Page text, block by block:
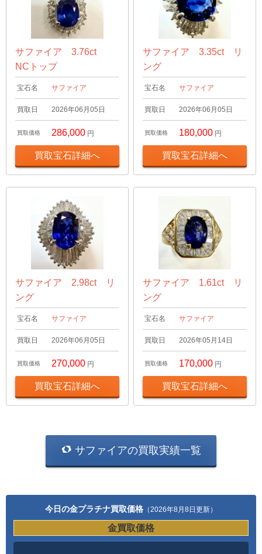
サファイア 3.76ct
NCトップ
宝石名 サファイア
買取日 2026年06月05日
買取価格 286,000 円
買取宝石詳細へ
サファイア 3.35ct リ
ング
宝石名 サファイア
買取日 2026年06月05日
買取価格 180,000 円
買取宝石詳細へ
サファイア 2.98ct リ
ング
宝石名 サファイア
買取日 2026年06月05日
買取価格 270,000 円
買取宝石詳細へ
サファイア 1.61ct リ
ング
宝石名 サファイア
買取日 2026年05月14日
買取価格 170,000 円
買取宝石詳細へ
サファイアの買取実績一覧
今日の金プラチナ買取価格 （2026年8月8日更新）
金買取価格